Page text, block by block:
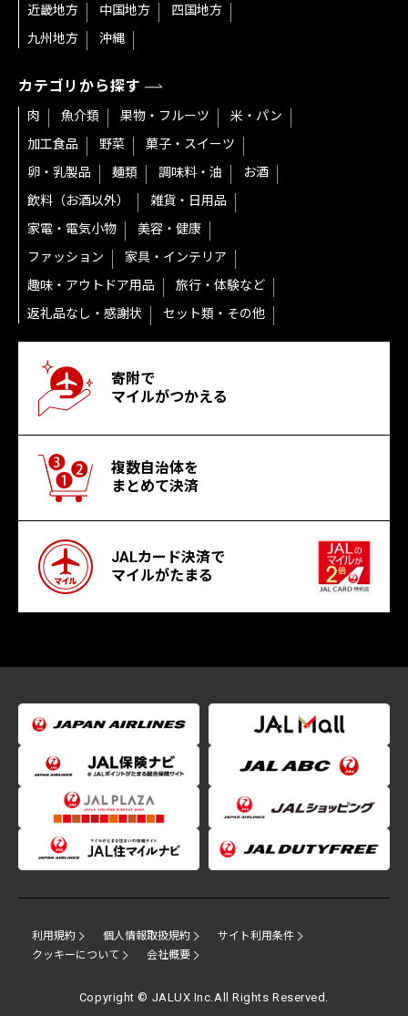
近畿地方
中国地方
四国地方
九州地方
沖縄
カテゴリから探す
肉 魚介類 果物・フルーツ
米・パン
加工食品
野菜
菓子・スイーツ
卵・乳製品
麺類 調味料・油
お酒
飲料（お酒以外）
雑貨・日用品
家電・電気小物
美容・健康
ファッション
家具・インテリア
趣味・アウトドア用品
旅行・体験など
返礼品なし・感謝状
セット類・その他
寄附で
マイルがつかえる
複数自治体を
まとめて決済
JALカード決済で
マイルがたまる
利用規約 個人情報取扱規約
サイト利用条件
クッキーについて
会社概要
Copyright © JALUX Inc.All Rights Reserved.